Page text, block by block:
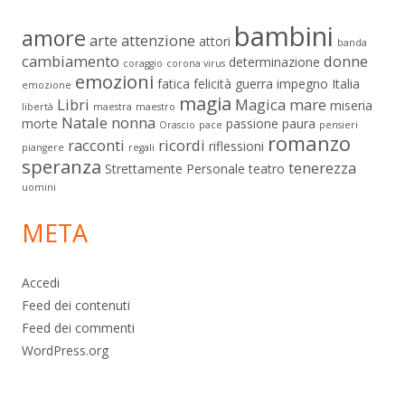
amore arte attenzione attori bambini banda
cambiamento coraggio corona virus determinazione donne
emozione emozioni fatica felicità guerra impegno Italia
libertà Libri maestra maestro magia Magica mare miseria
morte Natale nonna Orascio pace passione paura pensieri
piangere racconti regali ricordi riflessioni romanzo
speranza Strettamente Personale teatro tenerezza
uomini
META
Accedi
Feed dei contenuti
Feed dei commenti
WordPress.org